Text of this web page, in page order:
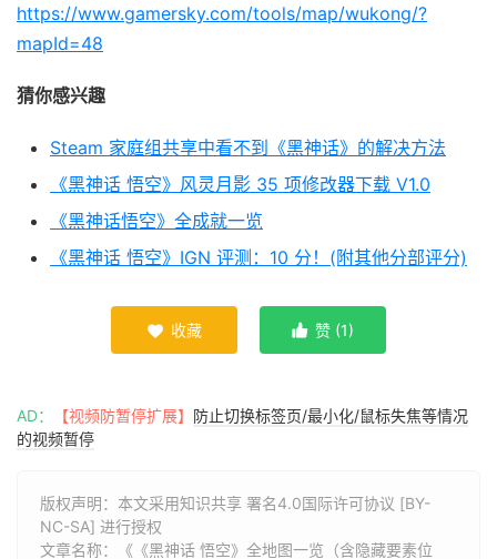
https://www.gamersky.com/tools/map/wukong/?
mapId=48
猜你感兴趣
Steam 家庭组共享中看不到《黑神话》的解决方法
《黑神话 悟空》风灵月影 35 项修改器下载 V1.0
《黑神话悟空》全成就一览
《黑神话 悟空》IGN 评测：10 分！(附其他分部评分)
 收藏  赞 (1)
AD： 【视频防暂停扩展】 防止切换标签页/最小化/鼠标失焦等情况
的视频暂停
版权声明：本文采用知识共享 署名4.0国际许可协议 [BY-
NC-SA] 进行授权
文章名称：《《黑神话 悟空》全地图一览（含隐藏要素位